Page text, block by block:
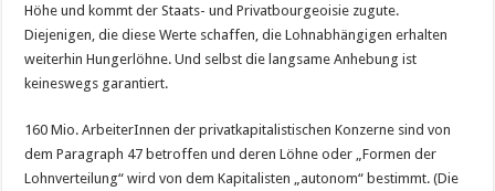
Höhe und kommt der Staats- und Privatbourgeoisie zugute.
Diejenigen, die diese Werte schaffen, die Lohnabhängigen erhalten
weiterhin Hungerlöhne. Und selbst die langsame Anhebung ist
keineswegs garantiert.
160 Mio. ArbeiterInnen der privatkapitalistischen Konzerne sind von
dem Paragraph 47 betroffen und deren Löhne oder „Formen der
Lohnverteilung“ wird von dem Kapitalisten „autonom“ bestimmt. (Die